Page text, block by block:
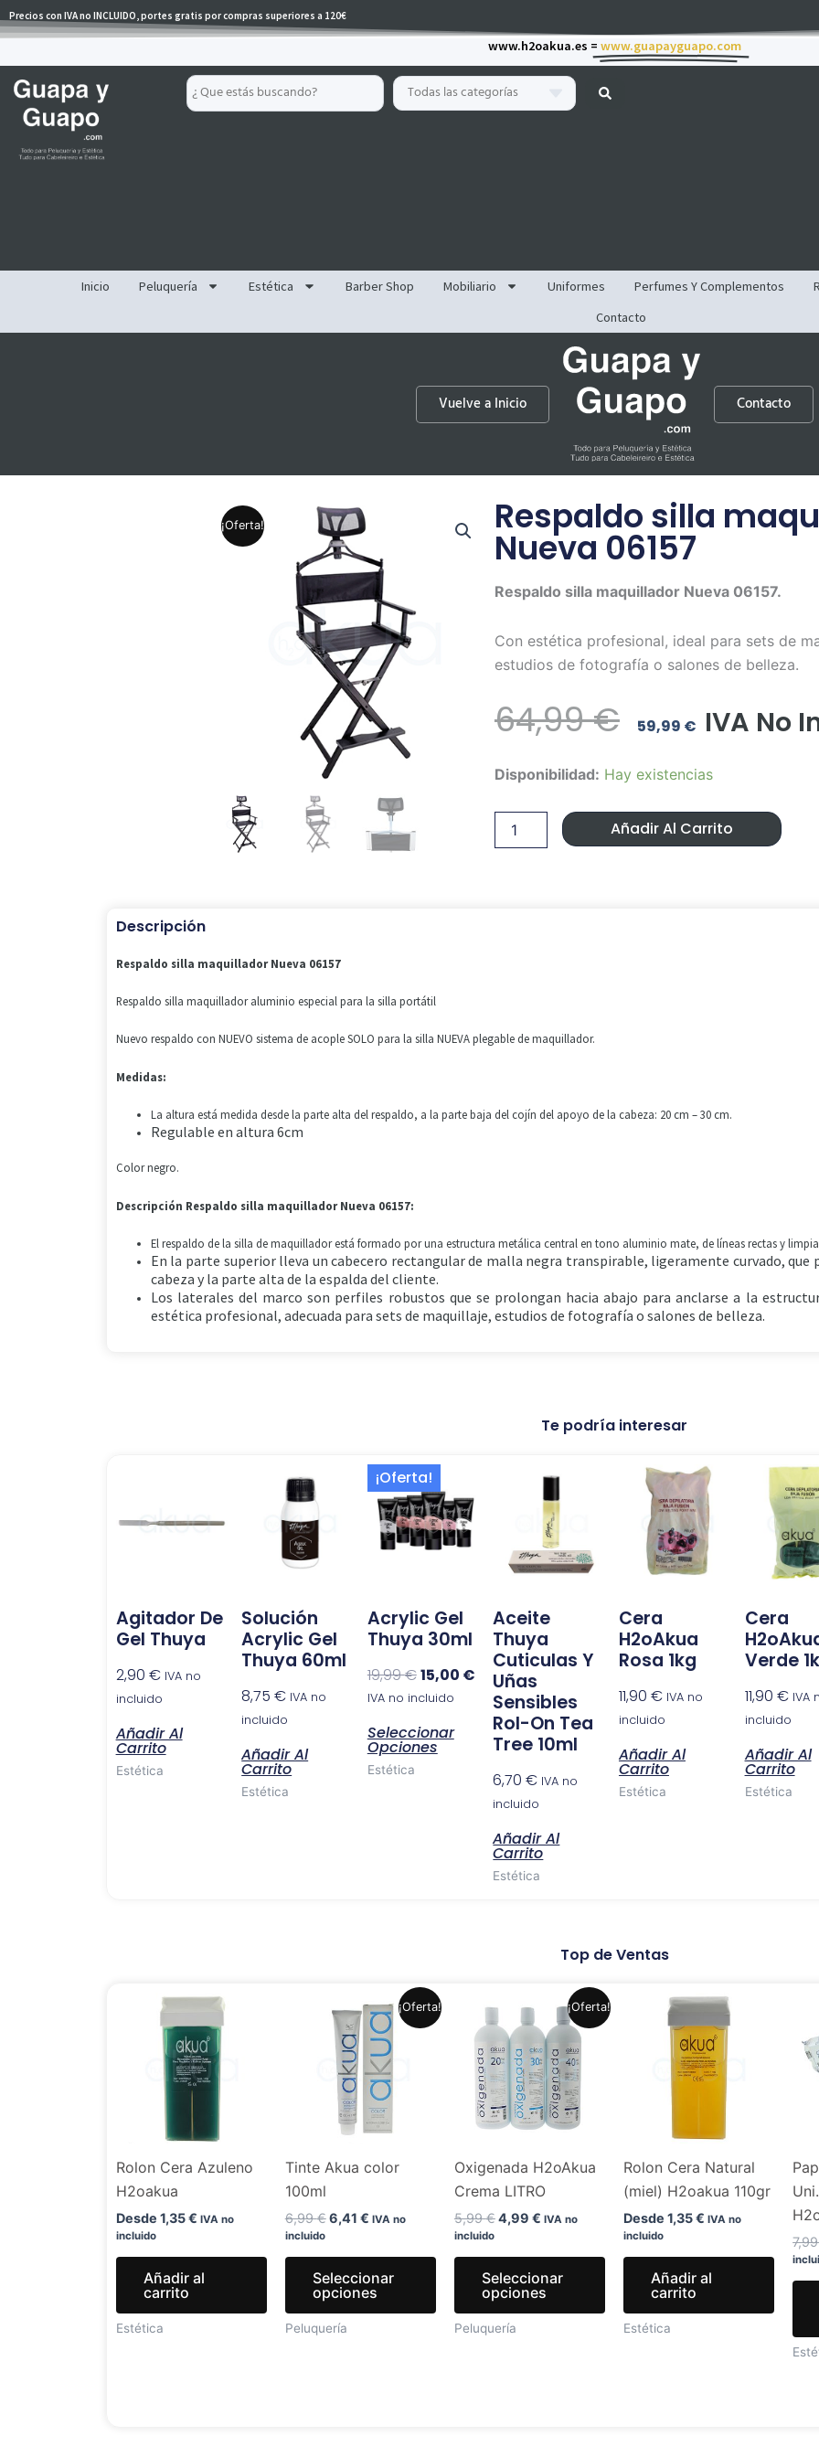
al
Precios con IVA no INCLUIDO, portes gratis por compras superiores a 120€
www.h2oakua.es = www.guapayguapo.com
Search
...
Todas las categorías
Inicio Peluquería Estética Barber Shop Mobiliario Uniformes Perfumes Y Complementos
Contacto
Vuelve a Inicio Contacto
¡Oferta! Respaldo silla
Nueva 06157
Respaldo silla maquillador Nueva 06157.
Con estética profesional, ideal para sets de
estudios de fotografía o salones de belleza.
64,99€ El
Original
Era:
64,99 €.
59,99 €El
Actual
Es:
59,99
IVA No
Disponibilidad: Hay existencias
Respaldo
Nueva
Añadir Al Carrito
Descripción
Respaldo silla maquillador Nueva 06157
Respaldo silla maquillador aluminio especial para la silla portátil
Nuevo respaldo con NUEVO sistema de acople SOLO para la silla NUEVA plegable de maquillador.
Medidas:
La altura está medida desde la parte alta del respaldo, a la parte baja del cojín del apoyo de la cabeza: 20 cm – 30 cm.
Regulable en altura 6cm
Color negro.
Descripción Respaldo silla maquillador Nueva 06157:
El respaldo de la silla de maquillador está formado por una estructura metálica central en tono aluminio mate, de líneas rectas y
En la parte superior lleva un cabecero rectangular de malla negra transpirable, ligeramente curvado,
cabeza y la parte alta de la espalda del cliente.
Los laterales del marco son perfiles robustos que se prolongan hacia abajo para anclarse a la
estética profesional, adecuada para sets de maquillaje, estudios de fotografía o salones de belleza.
Te podría interesar
Agitador De
Gel Thuya
2,90 € IVA no
incluido
Añadir Al
Carrito
Estética
Solución
Acrylic Gel
Thuya 60ml
8,75€ IVA no
incluido
Añadir Al
Carrito
Estética
¡Oferta!
Acrylic Gel
Thuya 30ml
19,99€
El
precio
original
era:
15,00 €
precio
15,00 €.
IVA no incluido
Seleccionar
Opciones
producto
múltiples
variantes.
opciones
se
pueden
elegir
en
la
de
producto
Estética
Aceite
Thuya
Cuticulas Y
Uñas
Sensibles
Rol-On Tea
Tree 10ml
6,70€ IVA no
incluido
Añadir Al
Carrito
Estética
Cera
H2oAkua
Rosa 1kg
11,90 € IVA no
incluido
Añadir Al
Carrito
Estética
Cera
Verde
11,90 € IVA
incluido
Añadir Al
Carrito
Estética
Top de Ventas
Rolon Cera Azuleno
H2oakua
Desde 1,35€ IVA no
incluido
Añadir al
carrito
Estética
¡Oferta!
Tinte Akua color
100ml
6,99€
precio
original
era:
6,99 €.
6,41 €
precio
actual
es:
6,41 €.
IVA no
incluido
Seleccionar
opciones
Este
producto
múltiples
variantes.
pueden
elegir
la
de
producto
Peluquería
¡Oferta!
Oxigenada H2oAkua
Crema LITRO
5,99€
precio
original
era:
5,99 €.
4,99 €
precio
actual
es:
4,99 €.
IVA no
incluido
Seleccionar
opciones
Este
producto
pueden
elegir
la
de
producto
Peluquería
Rolon Cera Natural
(miel) H2oakua 110gr
Desde 1,35€ IVA no
incluido
Añadir al
carrito
Estética